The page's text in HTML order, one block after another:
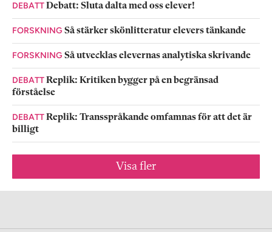
DEBATTDebatt: Sluta dalta med oss elever!
FORSKNING Så stärker skönlitteratur elevers tänkande
FORSKNING Så utvecklas elevernas analytiska skrivande
DEBATTReplik: Kritiken bygger på en begränsad
förståelse
DEBATTReplik: Transspråkande omfamnas för att det är
billigt
Visa fler